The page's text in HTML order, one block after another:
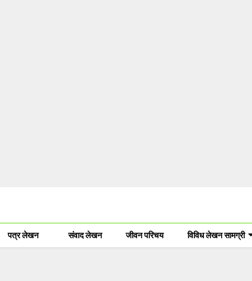
पत्र लेखन संवाद लेखन जीवन परिचय विविध लेखन सामग्री